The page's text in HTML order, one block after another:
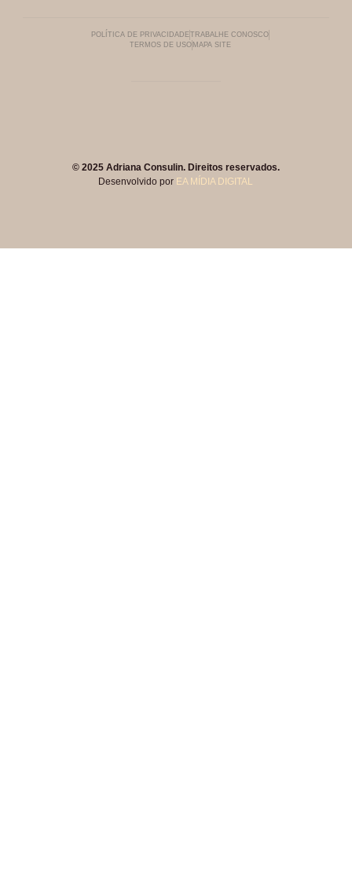
POLÍTICA DE PRIVACIDADE TRABALHE CONOSCO
TERMOS DE USO MAPA SITE
© 2025 Adriana Consulin. Direitos reservados.
Desenvolvido por EA MÍDIA DIGITAL